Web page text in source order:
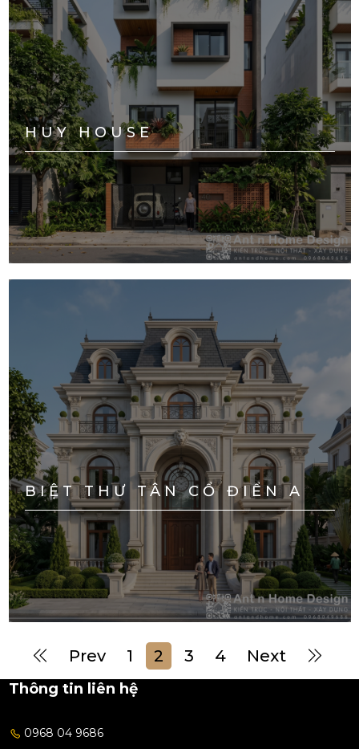
HUY HOUSE
BIỆT THƯ TÂN CỔ ĐIỂN A
Prev 1 2 3 4 Next
Thông tin liên hệ
0968 04 9686